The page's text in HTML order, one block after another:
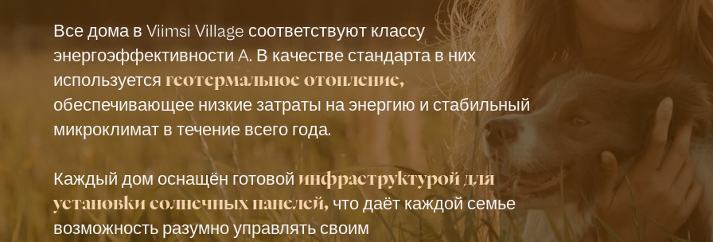
Все дома в Viimsi Village соответствуют классу
энергоэффективности A. В качестве стандарта в них
используетсягеотермальное отопление,
обеспечивающее низкие затраты на энергию и стабильный
микроклимат в течение всего года.
Каждый дом оснащён готовойинфраструктурой для
установки солнечных панелей, что даёт каждой семье
возможность разумно управлять своим